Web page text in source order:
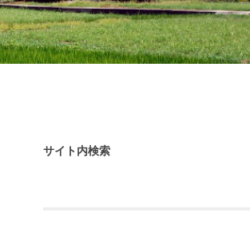
サイト内検索